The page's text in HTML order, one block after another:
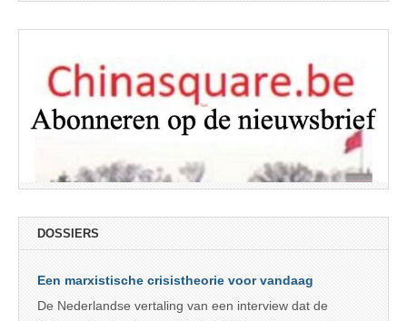
DOSSIERS
Een marxistische crisistheorie voor vandaag
De Nederlandse vertaling van een interview dat de